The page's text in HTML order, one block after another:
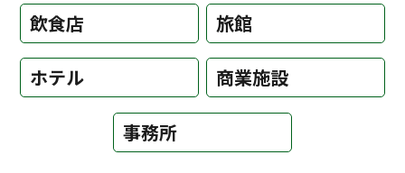
飲食店 旅館
ホテル 商業施設
事務所